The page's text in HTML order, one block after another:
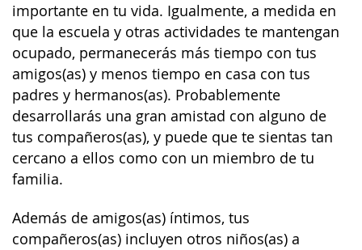
importante en tu vida. Igualmente, a medida en
que la escuela y otras actividades te mantengan
ocupado, permanecerás más tiempo con tus
amigos(as) y menos tiempo en casa con tus
padres y hermanos(as). Probablemente
desarrollarás una gran amistad con alguno de
tus compañeros(as), y puede que te sientas tan
cercano a ellos como con un miembro de tu
familia.
Además de amigos(as) íntimos, tus
compañeros(as) incluyen otros niños(as) a